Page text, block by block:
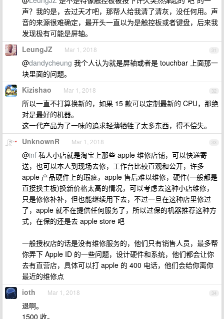
声？我的是，去过天才吧，那帮人给我清了清灰，没任何用。声
音的来源很难确定，最开头一直以为是触控板或者键盘，后来我
发现极有可能是屏轴。
31
LeungJZ Mar 1, 2018
@dandycheung 我个人认为就是屏轴或者是 touchbar 上面那一
块里面的问题。
32
Kizishao Mar 1, 2018
所以一直不打算换新的，如果 15 款可以定制最新的 CPU，那绝
对是最好的机器。
这一代产品为了一味的追求轻薄牺牲了太多东西，得不偿失。
33
UnknownR Mar 1, 2018
@inf 私人小店就是淘宝上那些 apple 维修店铺，可以快递寄
送，也可以本人到现场去修，工作台比较直观和公开，许多
apple 产品硬件上的瑕疵，apple 售后难以维修，硬件(一般都是
直接换主板)换新价格太高的情况，可以考虑去这种小店维修，
只是修修补补，但也能继续用下去，不过一旦在这种店里修过
了，apple 就不在提供任何服务了，所以过保的机器推荐这种方
式，在保的还是去 apple store 吧
一般授权店的话是没有维修服务的，他们只有销售人员，最多帮
你弄下 Apple ID 的一些问题，设计硬件和系统，他们都会让你
去有直营店，具体可以打 apple 的 400 电话，他们会给你离你
最近的维修点
34
ioth Mar 1, 2018
退啊。
1500 收。